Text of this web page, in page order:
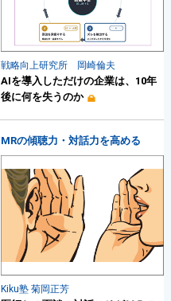
戦略向上研究所 岡崎倫夫
AIを導入しただけの企業は、10年
後に何を失うのか
MRの傾聴力・対話力を高める
Kiku塾 菊岡正芳